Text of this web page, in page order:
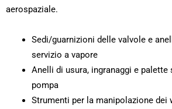
aerospaziale.
Sedi/guarnizioni delle valvole e
servizio a vapore
Anelli di usura, ingranaggi e palette
pompa
Strumenti per la manipolazione dei